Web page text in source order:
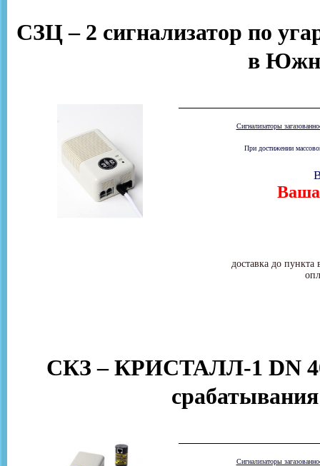
СЗЦ – 2 сигнализатор по
в
Сигнализаторы
При достижении
Ваша
доставка до
СКЗ – КРИСТАЛЛ-1 DN
Сигнализаторы